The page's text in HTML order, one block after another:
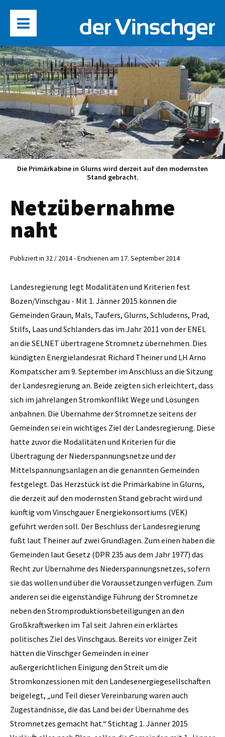
Die Primärkabine in Glurns wird derzeit auf den modernsten
Stand gebracht.
Netzübernahme
naht
Publiziert in 32 / 2014 - Erschienen am 17. September 2014
Landesregierung legt Modalitäten und Kriterien fest
Bozen/Vinschgau - Mit 1. Jänner 2015 können die
Gemeinden Graun, Mals, Taufers, Glurns, Schluderns, Prad,
Stilfs, Laas und Schlanders das im Jahr 2011 von der ENEL
an die SELNET übertragene Stromnetz übernehmen. Dies
kündigten Energielandesrat Richard Theiner und LH Arno
Kompatscher am 9. September im Anschluss an die Sitzung
der Landesregierung an. Beide zeigten sich erleichtert, dass
sich im ­jahrelangen Stromkonflikt Wege und Lösungen
anbahnen. Die Übernahme der Stromnetze seitens der
Gemeinden sei ein wichtiges Ziel der Landesregierung. Diese
hatte zuvor die Modalitäten und Kriterien für die
Übertragung der Niederspannungsnetze und der
Mittelspannungsanlagen an die genannten Gemeinden
festgelegt. Das Herzstück ist die Primärkabine in Glurns,
die derzeit auf den modernsten Stand gebracht wird und
künftig vom Vinschgauer Energiekonsortiums (VEK)
geführt werden soll. Der Beschluss der Landesregierung
fußt laut Theiner auf zwei Grundlagen. Zum einen haben die
Gemeinden laut Gesetz (DPR 235 aus dem Jahr 1977) das
Recht zur Übernahme des Niederspannungsnetzes, sofern
sie das wollen und über die Voraussetzungen verfügen. Zum
anderen sei die eigenständige Führung der Stromnetze
neben den Stromproduktionsbeteiligungen an den
Großkraftwerken im Tal seit Jahren ein erklärtes
politisches Ziel des Vinschgaus. Bereits vor einiger Zeit
hätten die Vinschger Gemeinden in einer
außergerichtlichen Einigung den Streit um die
Stromkonzessionen mit den Landesenergiegesellschaften
beigelegt, „und Teil dieser Vereinbarung waren auch
Zugeständnisse, die das Land bei der Übernahme des
Stromnetzes gemacht hat.“ Stichtag 1. Jänner 2015